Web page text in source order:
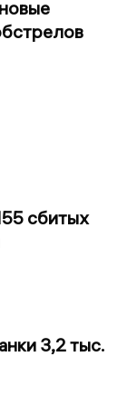
сбитых
3,2 тыс.